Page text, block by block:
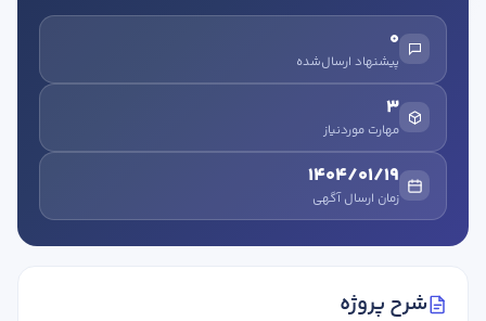
0
پیشنهاد ارسال‌شده
3
مهارت موردنیاز
1404/01/19
زمان ارسال آگهی
شرح پروژه
استخدام و شروع کار حسابداری